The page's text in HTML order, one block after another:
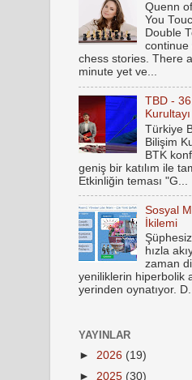
Quenn
You
Double
continue
chess stories. There
minute yet ve...
TBD -
Kurultayı
Türkiye
Bilişim
BTK
geniş bir katılım ile
Etkinliğin teması "G...
Sosyal
İkilemi
hızla
zaman
yeniliklerin hiperbolik
yerinden oynatıyor.
YAYINLAR
► 2026 (19)
► 2025 (30)